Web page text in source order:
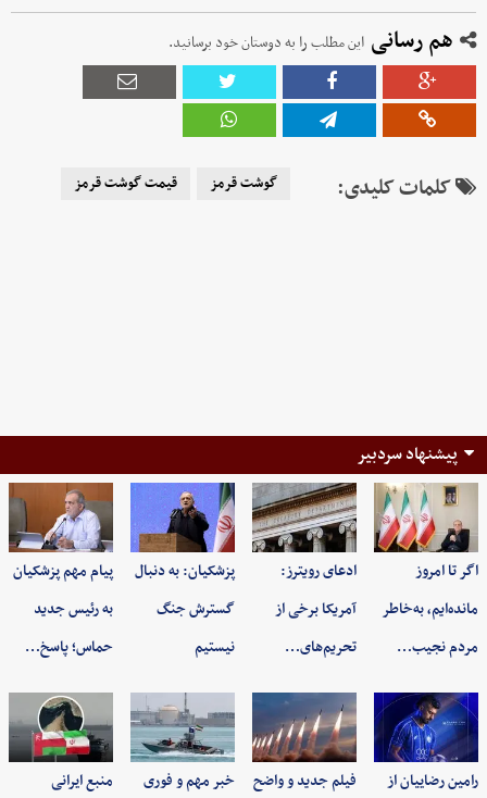
هم رسانی این مطلب را به دوستان خود برسانید.
کلمات کلیدی: گوشت قرمز قیمت گوشت قرمز
پیشنهاد سردبیر
اگر تا امروز
مانده‌ایم، به‌خاطر
مردم نجیب…
ادعای رویترز:
آمریکا برخی از
تحریم‌های…
پزشکیان: به‌ دنبال
گسترش جنگ
نیستیم
پیام مهم پزشکیان
به رئیس جدید
حماس؛ پاسخ…
رامین رضاییان از
فیلم جدید و واضح
خبر مهم و فوری
منبع ایرانی